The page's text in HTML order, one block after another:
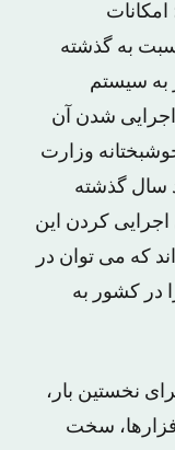
به گذشته
به سیستم
شدن آن
وزارت
سال گذشته
اجرایی کردن این
که می توان در
در کشور به
نخستین بار،
سخت